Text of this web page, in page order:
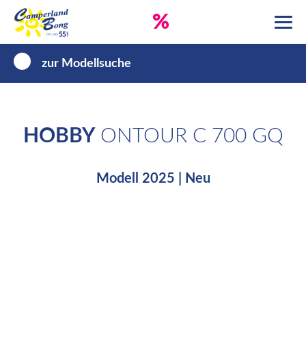
%
zur Modellsuche
HOBBYONTOUR C 700 GQ
Modell 2025 | Neu